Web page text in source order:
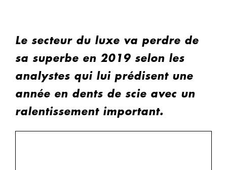
Le secteur du luxe va perdre de
sa superbe en 2019 selon les
analystes qui lui prédisent une
année en dents de scie avec un
ralentissement important.